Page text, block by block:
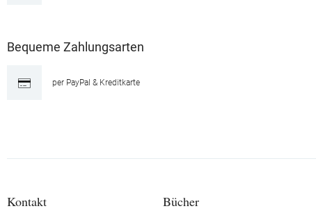
Bequeme Zahlungsarten
per PayPal & Kreditkarte
Kontakt Bücher